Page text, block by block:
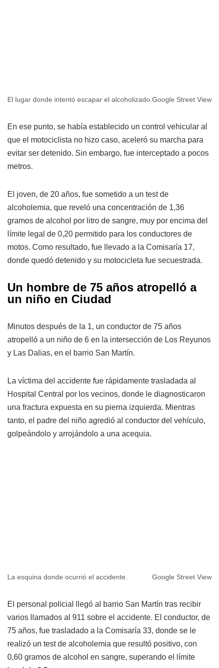
El lugar donde intentó escapar el alcoholizado. Google Street View
En ese punto, se había establecido un control vehicular al
que el motociclista no hizo caso, aceleró su marcha para
evitar ser detenido. Sin embargo, fue interceptado a pocos
metros.
El joven, de 20 años, fue sometido a un test de
alcoholemia, que reveló una concentración de 1,36
gramos de alcohol por litro de sangre, muy por encima del
límite legal de 0,20 permitido para los conductores de
motos. Como resultado, fue llevado a la Comisaría 17,
donde quedó detenido y su motocicleta fue secuestrada.
Un hombre de 75 años atropelló a
un niño en Ciudad
Minutos después de la 1, un conductor de 75 años
atropelló a un niño de 6 en la intersección de Los Reyunos
y Las Dalias, en el barrio San Martín.
La víctima del accidente fue rápidamente trasladada al
Hospital Central por los vecinos, donde le diagnosticaron
una fractura expuesta en su pierna izquierda. Mientras
tanto, el padre del niño agredió al conductor del vehículo,
golpeándolo y arrojándolo a una acequia.
La esquina donde ocurrió el accidente. Google Street View
El personal policial llegó al barrio San Martín tras recibir
varios llamados al 911 sobre el accidente. El conductor, de
75 años, fue trasladado a la Comisaría 33, donde se le
realizó un test de alcoholemia que resultó positivo, con
0,60 gramos de alcohol en sangre, superando el límite